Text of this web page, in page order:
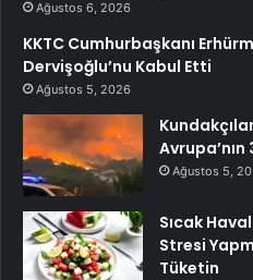
Ağustos 6, 2026
KKTC Cumhurbaşkanı
Dervişoğlu’nu Kabul Etti
Ağustos 5, 2026
Ağustos 5,
Sıcak
Stresi
Tüketin